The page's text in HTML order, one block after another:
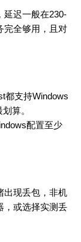
延迟一般在230-
完全够用，且对
都支持Windows
算。
配置至少
出现丢包，非机
，或选择实测丢